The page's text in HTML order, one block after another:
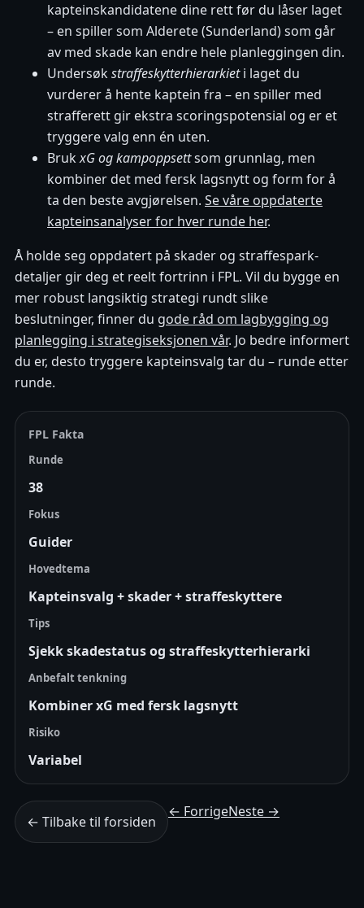
kapteinskandidatene dine rett før du låser laget
– en spiller som Alderete (Sunderland) som går
av med skade kan endre hele planleggingen din.
Undersøkstraffeskytterhierarkieti laget du
vurderer å hente kaptein fra – en spiller med
strafferett gir ekstra scoringspotensial og er et
tryggere valg enn én uten.
BrukxG og kampoppsettsom grunnlag, men
kombiner det med fersk lagsnytt og form for å
ta den beste avgjørelsen. Se våre oppdaterte
kapteinsanalyser for hver runde her.
Å holde seg oppdatert på skader og straffespark-
detaljer gir deg et reelt fortrinn i FPL. Vil du bygge en
mer robust langsiktig strategi rundt slike
beslutninger, finner du gode råd om lagbygging og
planlegging i strategiseksjonen vår. Jo bedre informert
du er, desto tryggere kapteinsvalg tar du – runde etter
runde.
FPL Fakta
Runde
38
Fokus
Guider
Hovedtema
Kapteinsvalg + skader + straffeskyttere
Tips
Sjekk skadestatus og straffeskytterhierarki
Anbefalt tenkning
Kombiner xG med fersk lagsnytt
Risiko
Variabel
← Tilbake til forsiden
← ForrigeNeste →